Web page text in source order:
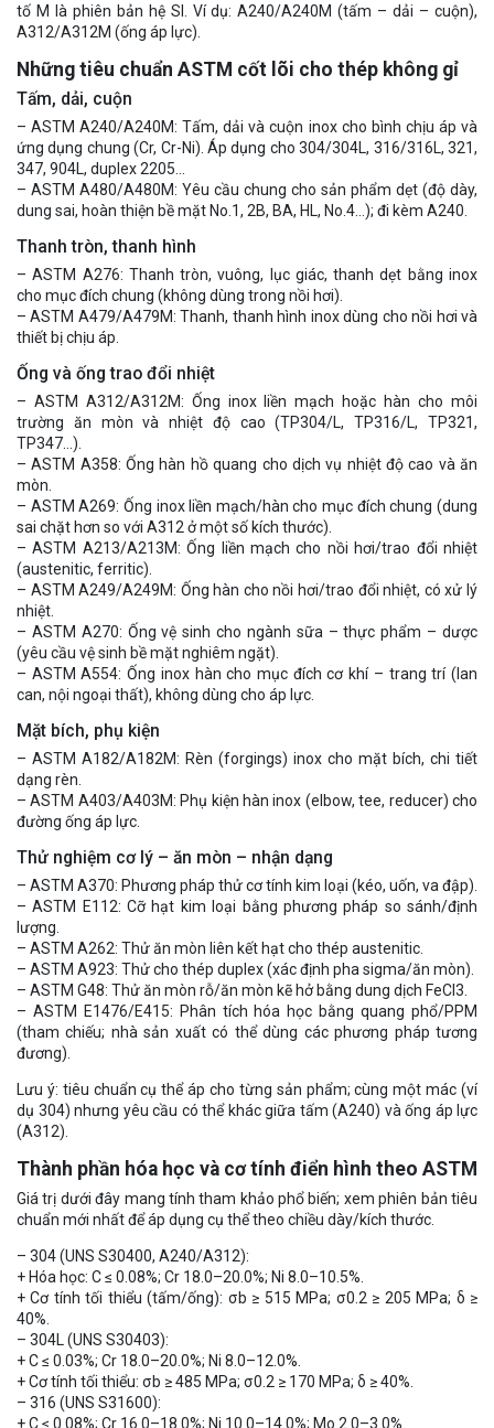
tố M là phiên bản hệ SI. Ví dụ: A240/A240M (tấm – dải – cuộn),
A312/A312M (ống áp lực).
Những tiêu chuẩn ASTM cốt lõi cho thép không gỉ
Tấm, dải, cuộn
– ASTM A240/A240M: Tấm, dải và cuộn inox cho bình chịu áp và
ứng dụng chung (Cr, Cr-Ni). Áp dụng cho 304/304L, 316/316L, 321,
347, 904L, duplex 2205…
– ASTM A480/A480M: Yêu cầu chung cho sản phẩm dẹt (độ dày,
dung sai, hoàn thiện bề mặt No.1, 2B, BA, HL, No.4…); đi kèm A240.
Thanh tròn, thanh hình
– ASTM A276: Thanh tròn, vuông, lục giác, thanh dẹt bằng inox
cho mục đích chung (không dùng trong nồi hơi).
– ASTM A479/A479M: Thanh, thanh hình inox dùng cho nồi hơi và
thiết bị chịu áp.
Ống và ống trao đổi nhiệt
– ASTM A312/A312M: Ống inox liền mạch hoặc hàn cho môi
trường ăn mòn và nhiệt độ cao (TP304/L, TP316/L, TP321,
TP347…).
– ASTM A358: Ống hàn hồ quang cho dịch vụ nhiệt độ cao và ăn
mòn.
– ASTM A269: Ống inox liền mạch/hàn cho mục đích chung (dung
sai chặt hơn so với A312 ở một số kích thước).
– ASTM A213/A213M: Ống liền mạch cho nồi hơi/trao đổi nhiệt
(austenitic, ferritic).
– ASTM A249/A249M: Ống hàn cho nồi hơi/trao đổi nhiệt, có xử lý
nhiệt.
– ASTM A270: Ống vệ sinh cho ngành sữa – thực phẩm – dược
(yêu cầu vệ sinh bề mặt nghiêm ngặt).
– ASTM A554: Ống inox hàn cho mục đích cơ khí – trang trí (lan
can, nội ngoại thất), không dùng cho áp lực.
Mặt bích, phụ kiện
– ASTM A182/A182M: Rèn (forgings) inox cho mặt bích, chi tiết
dạng rèn.
– ASTM A403/A403M: Phụ kiện hàn inox (elbow, tee, reducer) cho
đường ống áp lực.
Thử nghiệm cơ lý – ăn mòn – nhận dạng
– ASTM A370: Phương pháp thử cơ tính kim loại (kéo, uốn, va đập).
– ASTM E112: Cỡ hạt kim loại bằng phương pháp so sánh/định
lượng.
– ASTM A262: Thử ăn mòn liên kết hạt cho thép austenitic.
– ASTM A923: Thử cho thép duplex (xác định pha sigma/ăn mòn).
– ASTM G48: Thử ăn mòn rỗ/ăn mòn kẽ hở bằng dung dịch FeCl3.
– ASTM E1476/E415: Phân tích hóa học bằng quang phổ/PPM
(tham chiếu; nhà sản xuất có thể dùng các phương pháp tương
đương).
Lưu ý: tiêu chuẩn cụ thể áp cho từng sản phẩm; cùng một mác (ví
dụ 304) nhưng yêu cầu có thể khác giữa tấm (A240) và ống áp lực
(A312).
Thành phần hóa học và cơ tính điển hình theo ASTM
Giá trị dưới đây mang tính tham khảo phổ biến; xem phiên bản tiêu
chuẩn mới nhất để áp dụng cụ thể theo chiều dày/kích thước.
– 304 (UNS S30400, A240/A312):
+ Hóa học: C ≤ 0.08%; Cr 18.0–20.0%; Ni 8.0–10.5%.
+ Cơ tính tối thiểu (tấm/ống): σb ≥ 515 MPa; σ0.2 ≥ 205 MPa; δ ≥
40%.
– 304L (UNS S30403):
+ C ≤ 0.03%; Cr 18.0–20.0%; Ni 8.0–12.0%.
+ Cơ tính tối thiểu: σb ≥ 485 MPa; σ0.2 ≥ 170 MPa; δ ≥ 40%.
– 316 (UNS S31600):
+ C ≤ 0.08%; Cr 16.0–18.0%; Ni 10.0–14.0%; Mo 2.0–3.0%.